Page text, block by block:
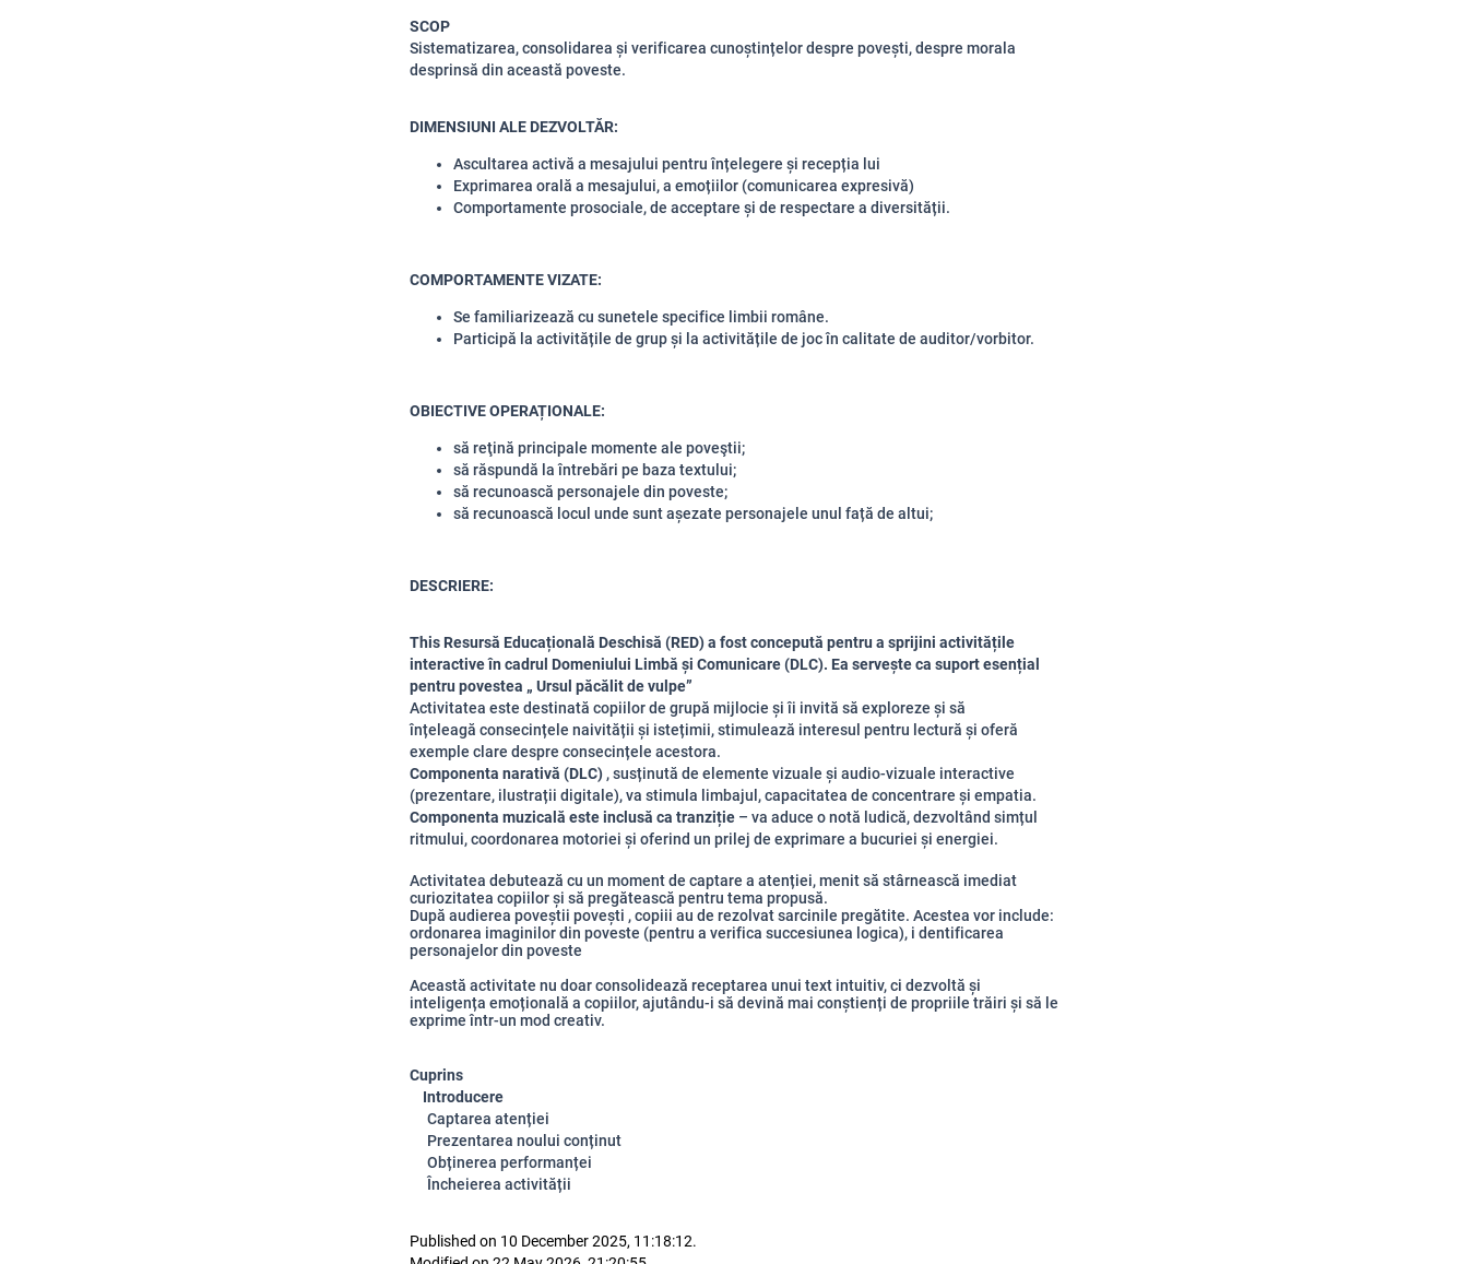
SCOP
Sistematizarea, consolidarea și verificarea cunoștințelor despre povești, despre morala
desprinsă din această poveste.
DIMENSIUNI ALE DEZVOLTĂR:
Ascultarea activă a mesajului pentru înțelegere și recepția lui
Exprimarea orală a mesajului, a emoțiilor (comunicarea expresivă)
Comportamente prosociale, de acceptare și de respectare a diversității.
COMPORTAMENTE VIZATE:
Se familiarizează cu sunetele specifice limbii române.
Participă la activitățile de grup și la activitățile de joc în calitate de auditor/vorbitor.
OBIECTIVE OPERAȚIONALE:
să reţină principale momente ale poveştii;
să răspundă la întrebări pe baza textului;
să recunoască personajele din poveste;
să recunoască locul unde sunt așezate personajele unul față de altui;
DESCRIERE:
This Resursă Educațională Deschisă (RED)a fost concepută pentru a sprijini activitățile
interactive în cadrul Domeniului Limbă și Comunicare (DLC). Ea servește ca suport esențial
pentru povestea „ Ursul păcălit de vulpe”
Activitatea este destinată copiilor de grupă mijlocie și îi invită să exploreze și să
înțeleagă consecințele naivității și istețimii, stimulează interesul pentru lectură și oferă
exemple clare despre consecințele acestora.
Componenta narativă (DLC) , susținută de elemente vizuale și audio-vizuale interactive
(prezentare, ilustrații digitale), va stimula limbajul, capacitatea de concentrare și empatia.
Componenta muzicală este inclusă ca tranziție – va aduce o notă ludică, dezvoltând simțul
ritmului, coordonarea motoriei și oferind un prilej de exprimare a bucuriei și energiei.
Activitatea debutează cu un moment de captare a atenției, menit să stârnească imediat
curiozitatea copiilor și să pregătească pentru tema propusă.
După audierea poveștii povești , copiii au de rezolvat sarcinile pregătite. Acestea vor include:
ordonarea imaginilordin poveste (pentru a verifica succesiunea logica), i dentificarea
personajelor din poveste
Această activitate nu doar consolidează receptarea unui text intuitiv, ci dezvoltă și
inteligența emoțională a copiilor, ajutându-i să devină mai conștienți de propriile trăiri și să le
exprime într-un mod creativ.
Cuprins
Introducere
Captarea atenției
Prezentarea noului conținut
Obținerea performanței
Încheierea activității
Published on 10 December 2025, 11:18:12.